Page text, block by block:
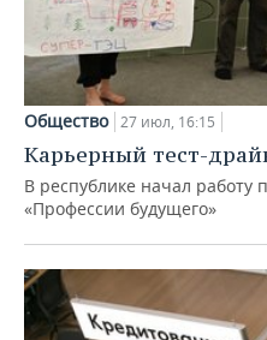
Общество 27 июл, 16:15
Карьерный тест-
В республике начал
«Профессии будущего»